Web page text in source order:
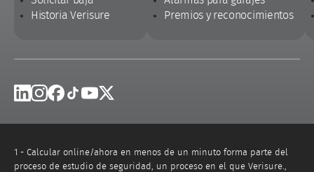
Historia Verisure
Premios y reconocimientos
Linkedin
Instagram
Facebook
Tik TokYoutube
1 - Calcular online/ahora en menos de un minuto forma parte del
proceso de estudio de seguridad, un proceso en el que Verisure.,